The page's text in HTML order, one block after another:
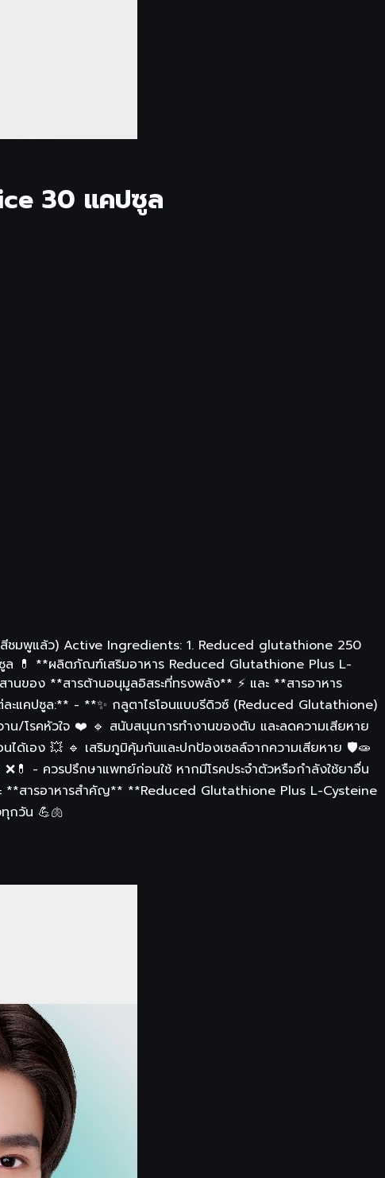
30 แคปซูล
ชมพูแล้ว) Active Ingredients: 1. Reduced glutathione 250
ล 💊 **ผลิตภัณฑ์เสริมอาหาร Reduced Glutathione Plus L-
อง **สารต้านอนุมูลอิสระที่ทรงพลัง** ⚡ และ **สารอาหาร
แคปซูล:** - **✨ กลูตาไธโอนแบบรีดิวซ์ (Reduced Glutathione)
น/โรคหัวใจ ❤️ 🔹 สนับสนุนการทำงานของตับ และลดความเสียหาย
ได้เอง 💥 🔹 เสริมภูมิคุ้มกันและปกป้องเซลล์จากความเสียหาย 🛡️🧫
- ควรปรึกษาแพทย์ก่อนใช้ หากมีโรคประจำตัวหรือกำลังใช้ยาอื่น
**สารอาหารสำคัญ** **Reduced Glutathione Plus L-Cysteine
กวัน 💪🫁